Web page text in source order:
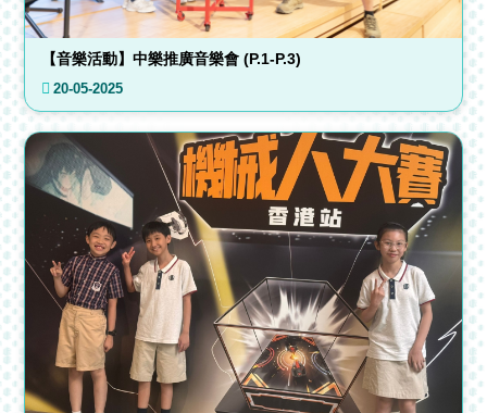
【音樂活動】中樂推廣音樂會 (P.1-P.3)
20-05-2025